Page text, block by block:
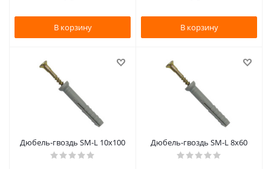
В корзину В корзину
Дюбель-гвоздь SM-L 10х100 Дюбель-гвоздь SM-L 8х60